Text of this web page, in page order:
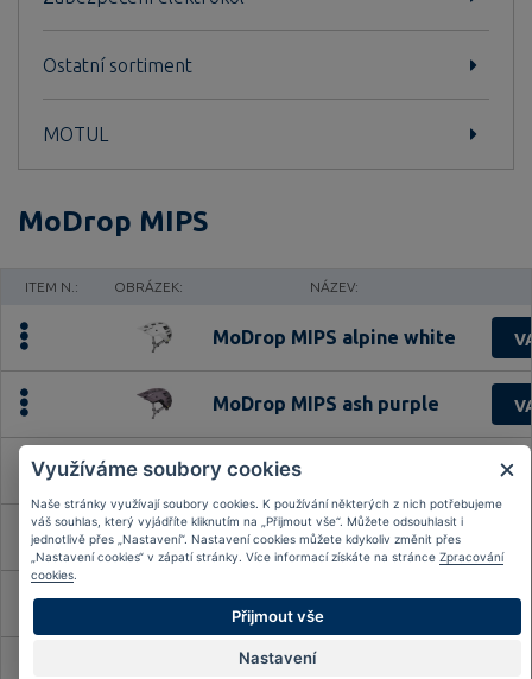
Ostatní sortiment
MOTUL
MoDrop MIPS
ITEM N.: OBRÁZEK: NÁZEV:
MoDrop MIPS alpine white
MoDrop MIPS ash purple
MoDrop MIPS blush red
MoDrop MIPS dust grey
MoDrop MIPS mist green
MoDrop MIPS muted black
Využíváme soubory cookies
Naše stránky využívají soubory cookies. K používání některých z nich potřebujeme
váš souhlas, který vyjádříte kliknutím na „Přijmout vše“. Můžete odsouhlasit i
jednotlivě přes „Nastavení“. Nastavení cookies můžete kdykoliv změnit přes
„Nastavení cookies“ v zápatí stránky. Více informací získáte na stránce Zpracování
cookies
Přijmout vše
Nastavení